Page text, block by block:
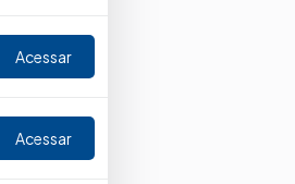
Acessar
Acessar